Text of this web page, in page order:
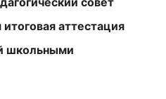
итоговая аттестация
школьными